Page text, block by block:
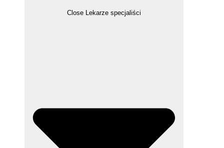
Close Lekarze specjaliści